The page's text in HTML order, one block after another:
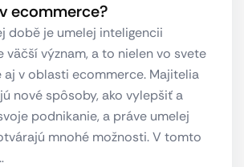
ecommerce?
době je umelej inteligencii
väčší význam, a to nielen vo svete
aj v oblasti ecommerce. Majitelia
nové spôsoby, ako vylepšiť a
podnikanie, a práve umelej
mnohé možnosti. V tomto